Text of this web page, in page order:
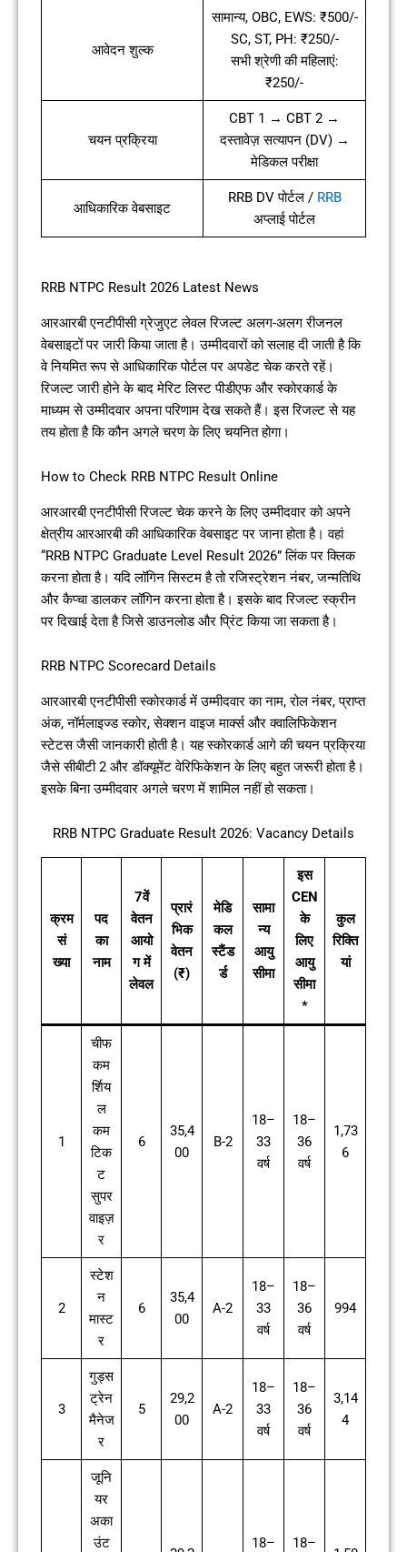
आवेदन शुल्क
सामान्य, OBC, EWS: ₹500/-
SC, ST, PH: ₹250/-
सभी श्रेणी की महिलाएं:
₹250/-
चयन प्रक्रिया
CBT 1 → CBT 2 →
दस्तावेज़ सत्यापन (DV) →
मेडिकल परीक्षा
आधिकारिक वेबसाइट
RRB DV पोर्टल / RRB
अप्लाई पोर्टल
RRB NTPC Result 2026 Latest News
आरआरबी एनटीपीसी ग्रेजुएट लेवल रिजल्ट अलग-अलग रीजनल
वेबसाइटों पर जारी किया जाता है। उम्मीदवारों को सलाह दी जाती है कि
वे नियमित रूप से आधिकारिक पोर्टल पर अपडेट चेक करते रहें।
रिजल्ट जारी होने के बाद मेरिट लिस्ट पीडीएफ और स्कोरकार्ड के
माध्यम से उम्मीदवार अपना परिणाम देख सकते हैं। इस रिजल्ट से यह
तय होता है कि कौन अगले चरण के लिए चयनित होगा।
How to Check RRB NTPC Result Online
आरआरबी एनटीपीसी रिजल्ट चेक करने के लिए उम्मीदवार को अपने
क्षेत्रीय आरआरबी की आधिकारिक वेबसाइट पर जाना होता है। वहां
“RRB NTPC Graduate Level Result 2026” लिंक पर क्लिक
करना होता है। यदि लॉगिन सिस्टम है तो रजिस्ट्रेशन नंबर, जन्मतिथि
और कैप्चा डालकर लॉगिन करना होता है। इसके बाद रिजल्ट स्क्रीन
पर दिखाई देता है जिसे डाउनलोड और प्रिंट किया जा सकता है।
RRB NTPC Scorecard Details
आरआरबी एनटीपीसी स्कोरकार्ड में उम्मीदवार का नाम, रोल नंबर, प्राप्त
अंक, नॉर्मलाइज्ड स्कोर, सेक्शन वाइज मार्क्स और क्वालिफिकेशन
स्टेटस जैसी जानकारी होती है। यह स्कोरकार्ड आगे की चयन प्रक्रिया
जैसे सीबीटी 2 और डॉक्यूमेंट वेरिफिकेशन के लिए बहुत जरूरी होता है।
इसके बिना उम्मीदवार अगले चरण में शामिल नहीं हो सकता।
RRB NTPC Graduate Result 2026: Vacancy Details
क्रम
सं
ख्या
पद
का
नाम
7वें
वेतन
आयो
ग में
लेवल
प्रारं
भिक
वेतन
(₹)
मेडि
कल
स्टैंड
र्ड
सामा
न्य
आयु
सीमा
इस
CEN
के
लिए
आयु
सीमा
*
कुल
रिक्ति
यां
1
चीफ
कम
र्शिय
ल
कम
टिक
ट
सुपर
वाइज़
र
6
35,4
00
B-2
18–
33
वर्ष
18–
36
वर्ष
1,73
6
2
स्टेश
न
मास्ट
र
6
35,4
00
A-2
18–
33
वर्ष
18–
36
वर्ष
994
3
गुड्स
ट्रेन
मैनेज
र
5
29,2
00
A-2
18–
33
वर्ष
18–
36
वर्ष
3,14
4
जूनि
यर
अका
उंट
18– 18–